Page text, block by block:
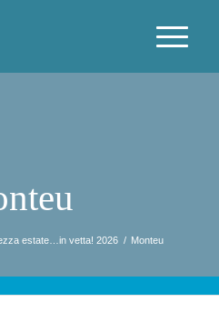
estate…in vetta! 2026 / Monteu